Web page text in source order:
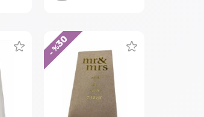
etkinliğin benzersiz olduğunu
bir şekilde çalışıyoruz. İlk
katmanın harika bir yoludur.
ister müşterilerinize benzersiz bir
- %
30